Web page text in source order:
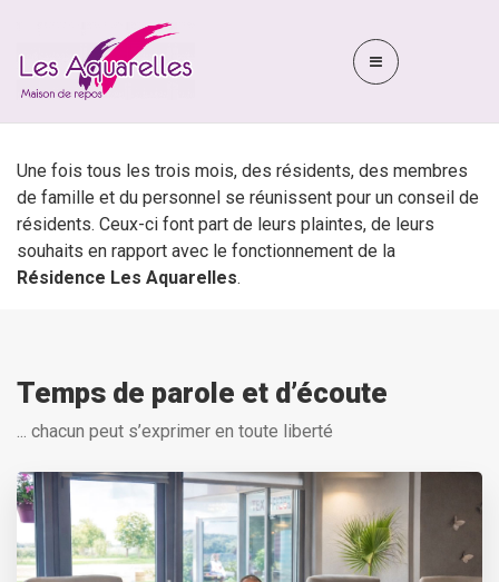
Une fois tous les trois mois, des résidents, des membres
de famille et du personnel se réunissent pour un conseil de
résidents. Ceux-ci font part de leurs plaintes, de leurs
souhaits en rapport avec le fonctionnement de la
Résidence Les Aquarelles.
Temps de parole et d’écoute
... chacun peut s’exprimer en toute liberté